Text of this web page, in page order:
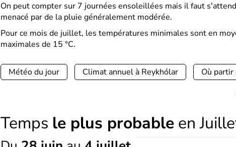
On peut compter sur 7 journées ensoleillées mais il faut
menacé par de la pluie généralement modérée.
Pour ce mois de juillet, les températures minimales sont en
maximales de 15 °C.
Météo du jour Climat annuel à Reykhólar Où partir
Temps le plus probable en